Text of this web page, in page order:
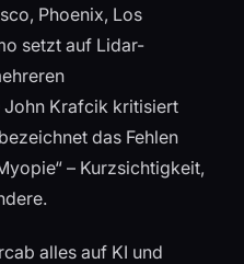
Phoenix, Los
setzt auf Lidar-
John Krafcik kritisiert
das Fehlen
– Kurzsichtigkeit,
alles auf KI und